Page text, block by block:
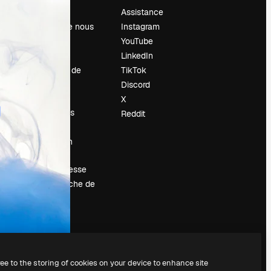
À propos de nous
Tendances de
recherche
Événements
Slidesgo
Vendre mon
contenu
Salle de presse
À la recherche de
magnific.ai
Assistance
Instagram
YouTube
LinkedIn
TikTok
Discord
X
Reddit
to the storing of cookies on your device to enhance site